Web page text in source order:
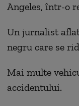
Angeles, într-o
Un jurnalist
negru care se
Mai multe
accidentului.